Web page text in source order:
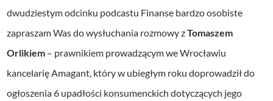
k
w
d
dwudziestym odcinku podcastu Finanse bardzo osobiste
zapraszam Was do wysłuchania rozmowy zTomaszem
Orlikiem – prawnikiem prowadzącym we Wrocławiu
kancelarię Amagant, który w ubiegłym roku doprowadził do
ogłoszenia 6 upadłości konsumenckich dotyczących jego